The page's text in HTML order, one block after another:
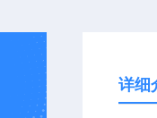
详细